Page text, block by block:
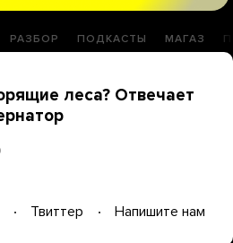
РАЗБОР ПОДКАСТЫ МАГАЗ
леса? Отвечает
Твиттер Напишите нам